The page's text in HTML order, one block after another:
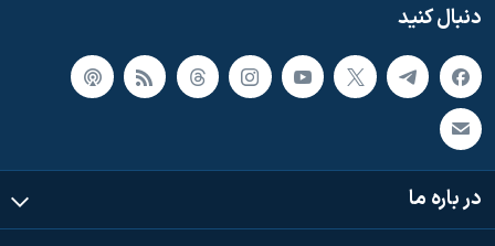
دنبال کنید
در باره ما